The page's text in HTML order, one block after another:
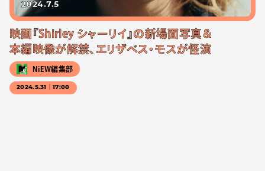
2024.7.5
映画『Shirley シャーリイ』の新場面写真＆
本編映像が解禁、エリザベス・モスが怪演
NiEW編集部
2024.5.31｜17:00